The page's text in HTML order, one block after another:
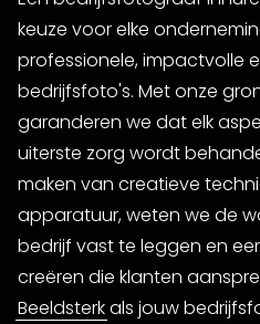
keuze voor elke
professionele, impactvolle
bedrijfsfoto's. Met onze
garanderen we dat elk
uiterste zorg wordt
maken van creatieve
apparatuur, weten we de
bedrijf vast te leggen en
creëren die klanten
Beeldsterkals jouw